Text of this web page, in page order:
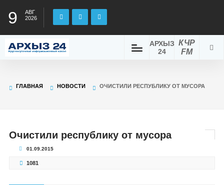
9
АВГ
2026
КЧР
FM
АРХЫЗ
24
ГЛАВНАЯ НОВОСТИ ОЧИСТИЛИ РЕСПУБЛИКУ ОТ МУСОРА
Очистили республику от мусора
01.09.2015
1081